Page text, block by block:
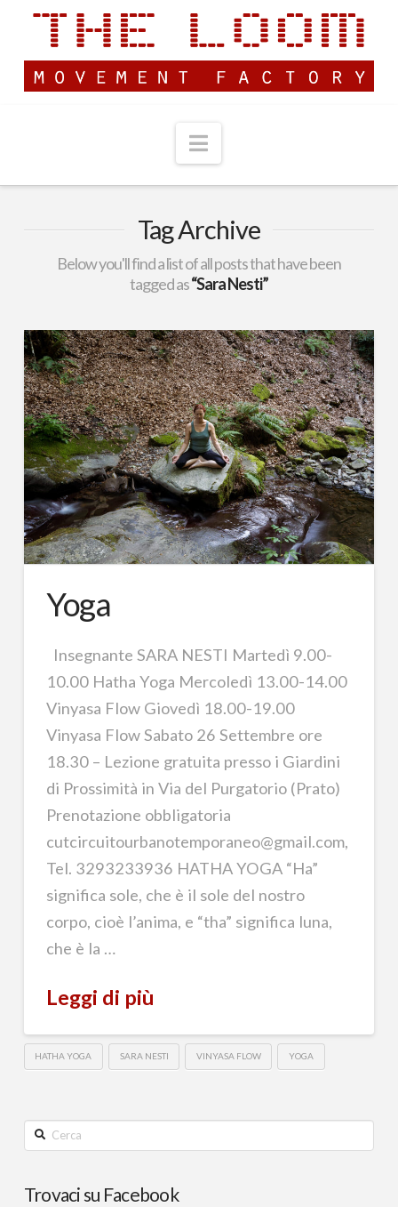
Navigation
Tag Archive
Below you'll find a list of all posts that have been
tagged as“Sara Nesti”
Yoga
Insegnante SARA NESTI Martedì 9.00-
10.00 Hatha Yoga Mercoledì 13.00-14.00
Vinyasa Flow Giovedì 18.00-19.00
Vinyasa Flow Sabato 26 Settembre ore
18.30 – Lezione gratuita presso i Giardini
di Prossimità in Via del Purgatorio (Prato)
Prenotazione obbligatoria
cutcircuitourbanotemporaneo@gmail.com,
Tel. 3293233936 HATHA YOGA “Ha”
significa sole, che è il sole del nostro
corpo, cioè l’anima, e “tha” significa luna,
che è la …
Leggi di più
HATHA YOGA SARA NESTI VINYASA FLOW YOGA
Cerca
Trovaci su Facebook